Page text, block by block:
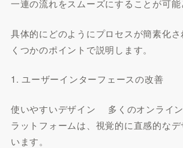
一連の流れをスムーズにすることが可能
具体的にどのようにプロセスが簡素化
くつかのポイントで説明します。
1. ユーザーインターフェースの改善
使いやすいデザイン 多くのオンライ
ラットフォームは、視覚的に直感的な
います。